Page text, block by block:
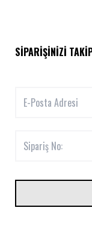
SIPARIŞINIZI